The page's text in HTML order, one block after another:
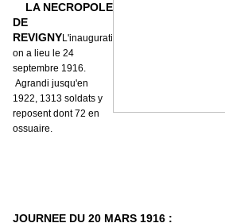
LA NECROPOLE
DE
REVIGNYL'inaugurati
on a lieu le 24
septembre 1916.
Agrandi jusqu'en
1922, 1313 soldats y
reposent dont 72 en
ossuaire.
JOURNEE DU 20 MARS 1916 :